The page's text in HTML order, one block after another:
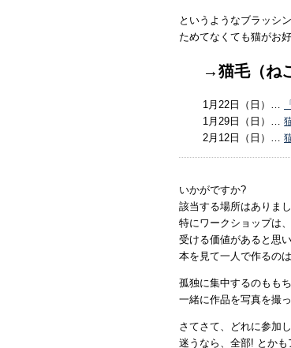
というようなブラッシ
ためてなくても猫がお
→猫毛（ね
1月22日（日）…
1月29日（日）…
2月12日（日）…
いかがですか?
該当する場所はありま
特にワークショップは
受ける価値があると思い
本を見て一人で作るの
孤独に集中するのもも
一緒に作品を写真を撮
さてさて、どれに参加
迷うなら、全部! とか